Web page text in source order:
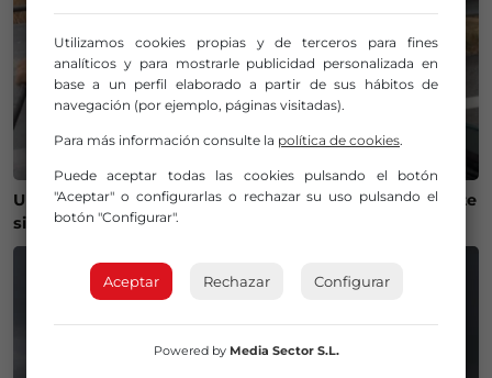
Un vasco y un navarro recorren la Península en patinete
sin gastar un euro y sin google maps
Utilizamos cookies propias y de terceros para fines
analíticos y para mostrarle publicidad personalizada en
base a un perfil elaborado a partir de sus hábitos de
navegación (por ejemplo, páginas visitadas).
Para más información consulte la política de cookies.
Puede aceptar todas las cookies pulsando el botón
"Aceptar" o configurarlas o rechazar su uso pulsando el
botón "Configurar".
Aceptar Rechazar Configurar
Powered by Media Sector S.L.